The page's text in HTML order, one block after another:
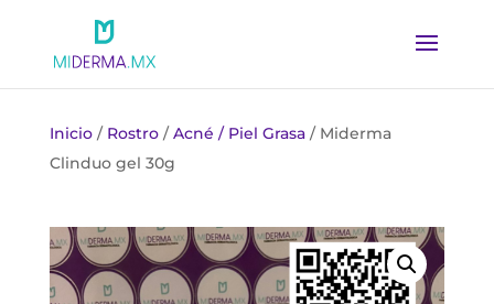
Inicio/ Rostro/Acné / Piel Grasa/ Miderma
Clinduo gel 30g